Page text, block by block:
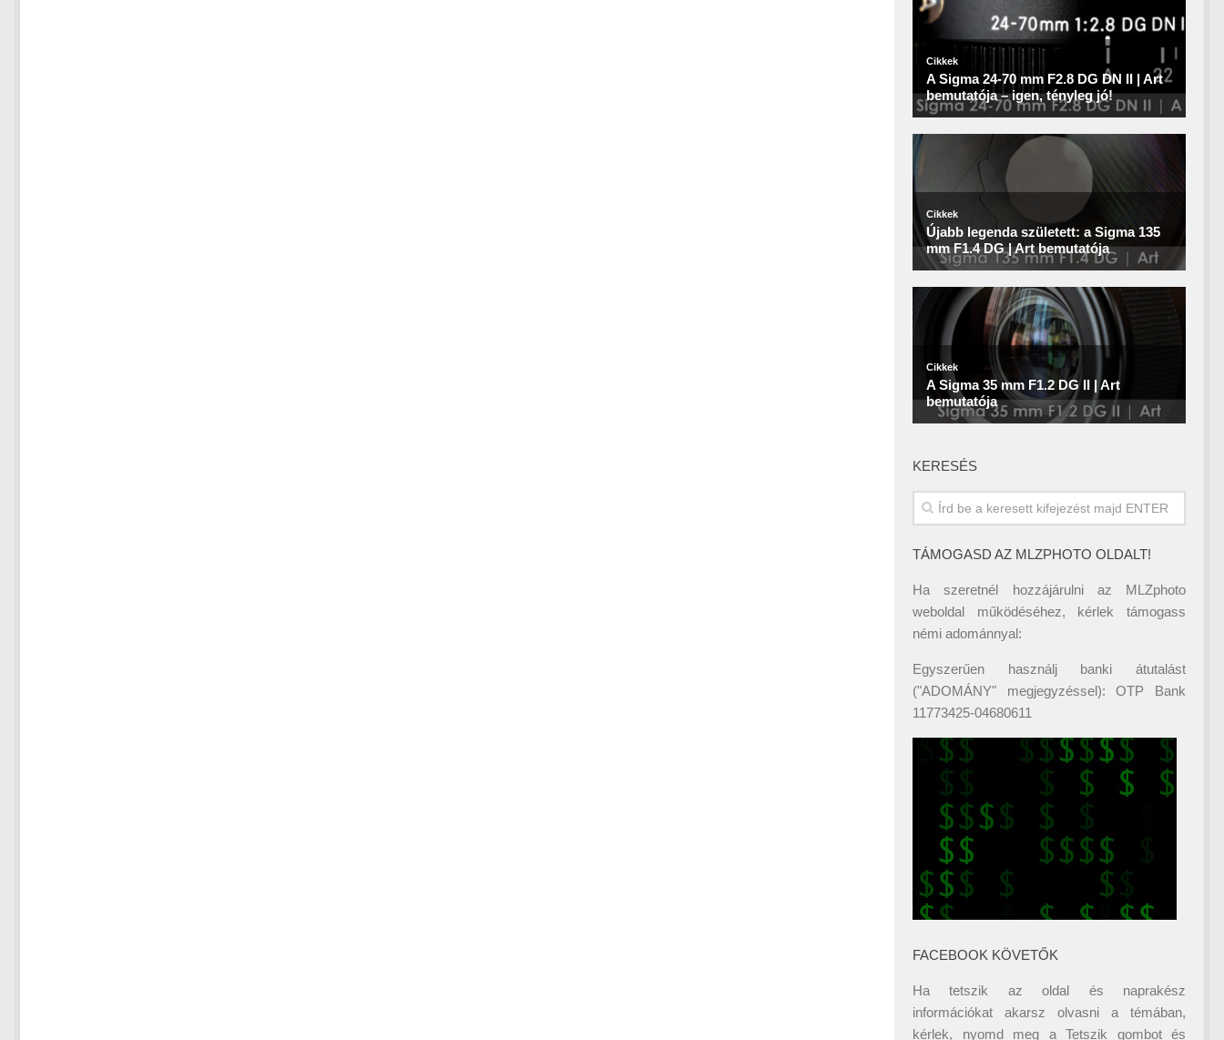
KERESÉS
TÁMOGASD AZ MLZPHOTO OLDALT!
Ha szeretnél hozzájárulni az MLZphoto
weboldal működéséhez, kérlek támogass
némi adománnyal:
Egyszerűen használj banki átutalást
("ADOMÁNY" megjegyzéssel): OTP Bank
11773425-04680611
FACEBOOK KÖVETŐK
Ha tetszik az oldal és naprakész
információkat akarsz olvasni a témában,
kérlek, nyomd meg a Tetszik gombot és